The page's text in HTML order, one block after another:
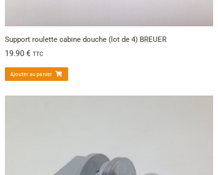
Support roulette cabine douche (lot de 4) BREUER
19.90 € TTC
Ajouter au panier